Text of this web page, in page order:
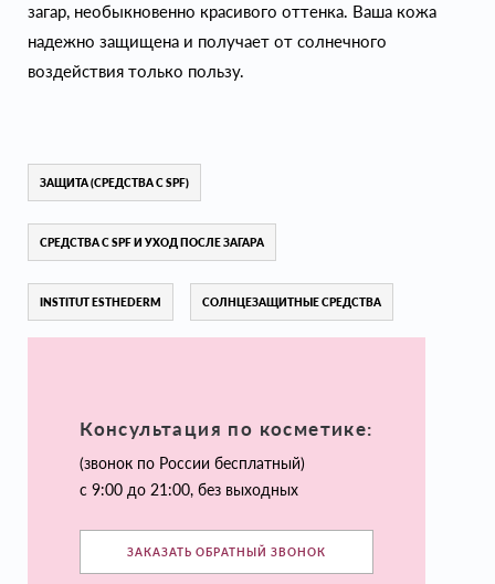
загар, необыкновенно красивого оттенка. Ваша кожа
надежно защищена и получает от солнечного
воздействия только пользу.
ЗАЩИТА (СРЕДСТВА С SPF)
СРЕДСТВА С SPF И УХОД ПОСЛЕ ЗАГАРА
INSTITUT ESTHEDERM СОЛНЦЕЗАЩИТНЫЕ СРЕДСТВА
Консультация по косметике:
(звонок по России бесплатный)
с 9:00 до 21:00, без выходных
ЗАКАЗАТЬ ОБРАТНЫЙ ЗВОНОК